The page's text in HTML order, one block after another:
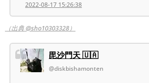
2022-08-17 15:26:38
（出典 @sho10303328）
毘沙門天 🇺🇦
@diskbishamonten